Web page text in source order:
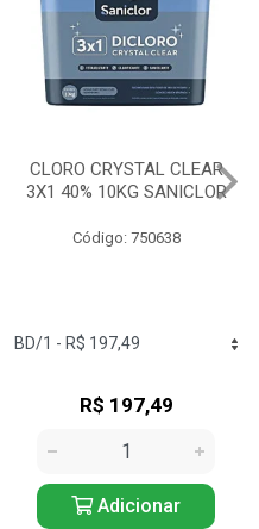
SODA CÁUSTICA 300G
SATURNO
Código: 749815
R$ 14,60
Adicionar